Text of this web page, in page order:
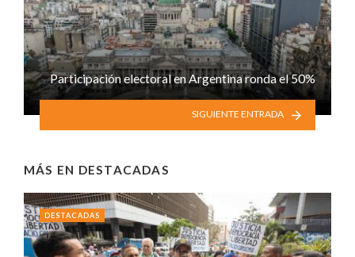
Participación electoral en Argentina ronda el 50%
SIGUIENTE ENTRADA
MÁS EN DESTACADAS
DESTACADAS